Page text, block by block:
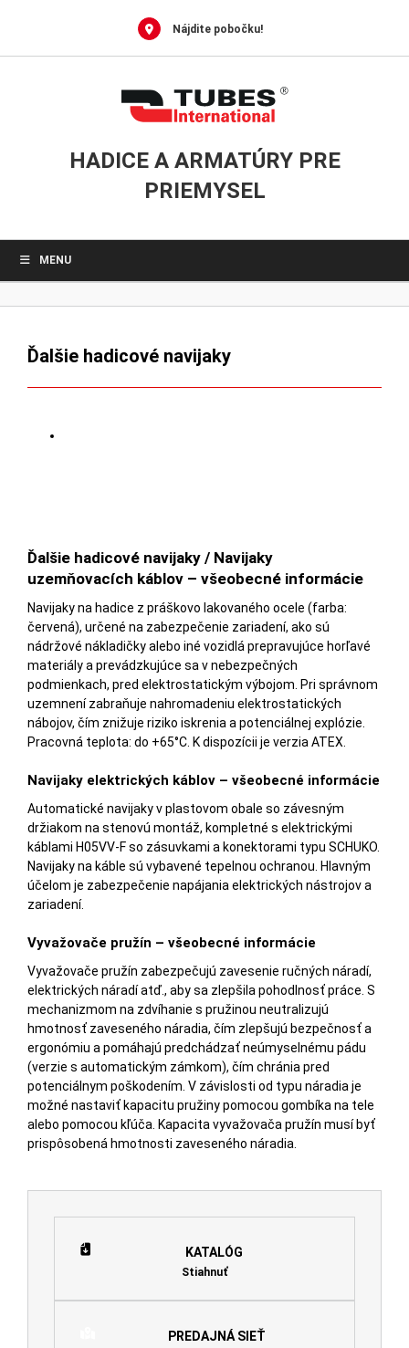
Nájdite pobočku!
HADICE A ARMATÚRY PRE
PRIEMYSEL
MENU
Ďalšie hadicové navijaky
Ďalšie hadicové navijaky / Navijaky
uzemňovacích káblov – všeobecné informácie
Navijaky na hadice z práškovo lakovaného ocele (farba:
červená), určené na zabezpečenie zariadení, ako sú
nádržové nákladičky alebo iné vozidlá prepravujúce horľavé
materiály a prevádzkujúce sa v nebezpečných
podmienkach, pred elektrostatickým výbojom. Pri správnom
uzemnení zabraňuje nahromadeniu elektrostatických
nábojov, čím znižuje riziko iskrenia a potenciálnej explózie.
Pracovná teplota: do +65°C. K dispozícii je verzia ATEX.
Navijaky elektrických káblov – všeobecné informácie
Automatické navijaky v plastovom obale so závesným
držiakom na stenovú montáž, kompletné s elektrickými
káblami H05VV-F so zásuvkami a konektorami typu SCHUKO.
Navijaky na káble sú vybavené tepelnou ochranou. Hlavným
účelom je zabezpečenie napájania elektrických nástrojov a
zariadení.
Vyvažovače pružín – všeobecné informácie
Vyvažovače pružín zabezpečujú zavesenie ručných náradí,
elektrických náradí atď., aby sa zlepšila pohodlnosť práce. S
mechanizmom na zdvíhanie s pružinou neutralizujú
hmotnosť zaveseného náradia, čím zlepšujú bezpečnosť a
ergonómiu a pomáhajú predchádzať neúmyselnému pádu
(verzie s automatickým zámkom), čím chránia pred
potenciálnym poškodením. V závislosti od typu náradia je
možné nastaviť kapacitu pružiny pomocou gombíka na tele
alebo pomocou kľúča. Kapacita vyvažovača pružín musí byť
prispôsobená hmotnosti zaveseného náradia.
KATALÓG
Stiahnuť
PREDAJNÁ SIEŤ